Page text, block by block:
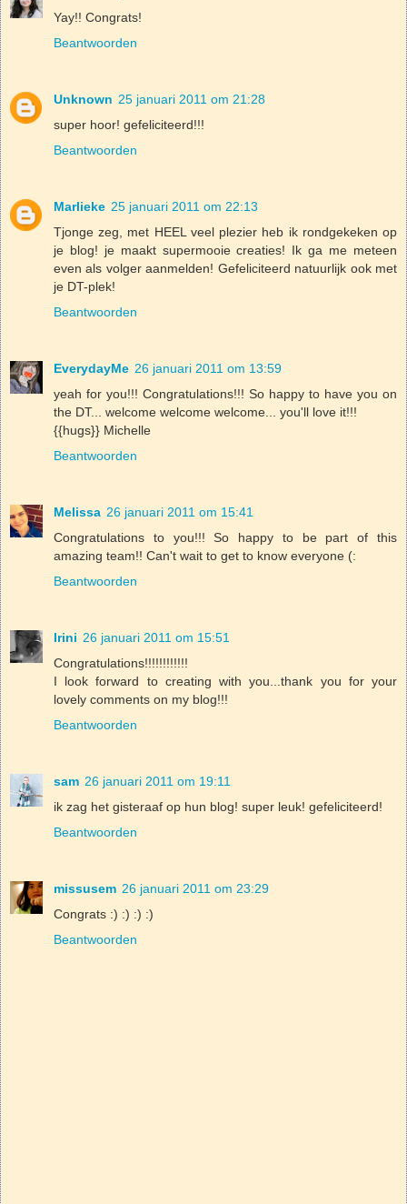
Yay!! Congrats!
Beantwoorden
Unknown 25 januari 2011 om 21:28
super hoor! gefeliciteerd!!!
Beantwoorden
Marlieke 25 januari 2011 om 22:13
Tjonge zeg, met HEEL veel plezier heb ik rondgekeken op
je blog! je maakt supermooie creaties! Ik ga me meteen
even als volger aanmelden! Gefeliciteerd natuurlijk ook met
je DT-plek!
Beantwoorden
EverydayMe 26 januari 2011 om 13:59
yeah for you!!! Congratulations!!! So happy to have you on
the DT... welcome welcome welcome... you'll love it!!!
{{hugs}} Michelle
Beantwoorden
Melissa 26 januari 2011 om 15:41
Congratulations to you!!! So happy to be part of this
amazing team!! Can't wait to get to know everyone (:
Beantwoorden
Irini 26 januari 2011 om 15:51
Congratulations!!!!!!!!!!!!
I look forward to creating with you...thank you for your
lovely comments on my blog!!!
Beantwoorden
sam 26 januari 2011 om 19:11
ik zag het gisteraaf op hun blog! super leuk! gefeliciteerd!
Beantwoorden
missusem 26 januari 2011 om 23:29
Congrats :) :) :) :)
Beantwoorden